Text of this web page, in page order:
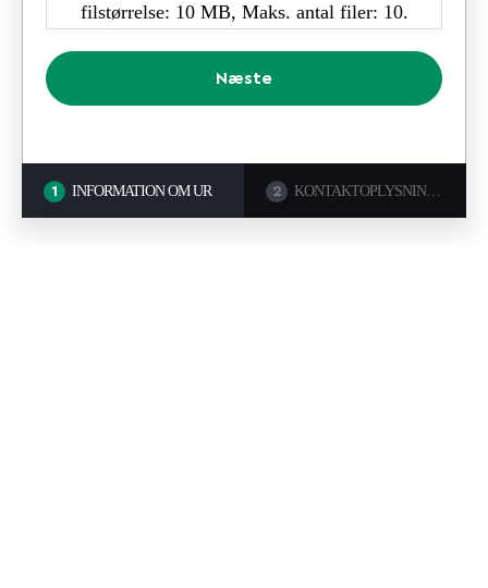
1 INFORMATION OM UR 2 KONTAKTOPLYSNINGER
filstørrelse: 10 MB, Maks. antal filer: 10.